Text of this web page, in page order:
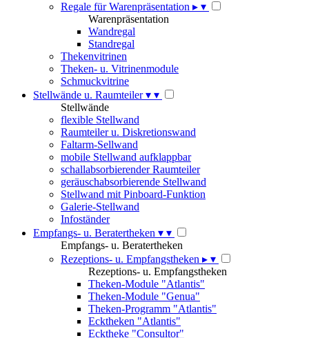
Regale für Warenpräsentation ▸ ▾
Warenpräsentation
Wandregal
Standregal
Thekenvitrinen
Theken- u. Vitrinenmodule
Schmuckvitrine
Stellwände u. Raumteiler▾ ▾
Stellwände
flexible Stellwand
Raumteiler u. Diskretionswand
Faltarm-Sellwand
mobile Stellwand aufklappbar
schallabsorbierender Raumteiler
geräuschabsorbierende Stellwand
Stellwand mit Pinboard-Funktion
Galerie-Stellwand
Infoständer
Empfangs- u. Beratertheken ▾ ▾
Empfangs- u. Beratertheken
Rezeptions- u. Empfangstheken ▸ ▾
Rezeptions- u. Empfangstheken
Theken-Module "Atlantis"
Theken-Module "Genua"
Theken-Programm "Atlantis"
Ecktheken "Atlantis"
Ecktheke "Consultor"